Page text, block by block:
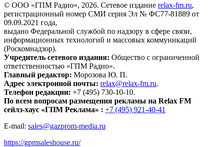
© ООО «ГПМ Радио», 2026. Сетевое издание relax-fm.ru,
регистрационный номер СМИ серия Эл № ФС77-81889 от
09.09.2021 года,
выдано Федеральной службой по надзору в сфере связи,
информационных технологий и массовых коммуникаций
(Роскомнадзор).
Учредитель сетевого издания: Общество с ограниченной
ответственностью «ГПМ Радио».
Главный редактор: Морозова Ю. П.
Адрес электронной почты: relax@relax-fm.ru.
Телефон редакции: +7 (495) 730-10-10.
По всем вопросам размещения рекламы на Relax FM
сейлз-хаус «ГПМ Реклама» : +7 (495) 921-40-41
E-mail: sales@gazprom-media.ru
https://gpmsaleshouse.ru/